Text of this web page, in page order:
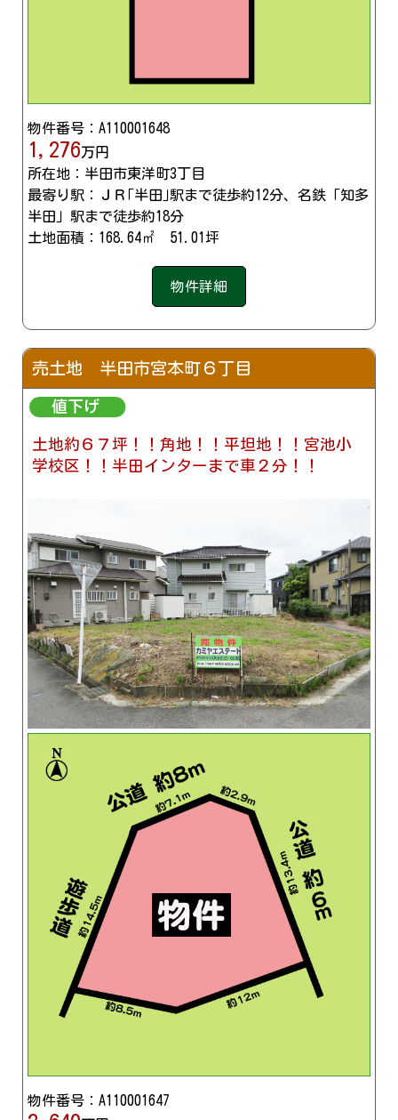
物件番号：A110001648
1,276万円
所在地：半田市東洋町3丁目
最寄り駅：ＪＲ｢半田｣駅まで徒歩約12分、名鉄「知多
半田」駅まで徒歩約18分
土地面積：168.64㎡ 51.01坪
物件詳細
売土地 半田市宮本町６丁目
土地約６７坪！！角地！！平坦地！！宮池小
学校区！！半田インターまで車２分！！
物件番号：A110001647